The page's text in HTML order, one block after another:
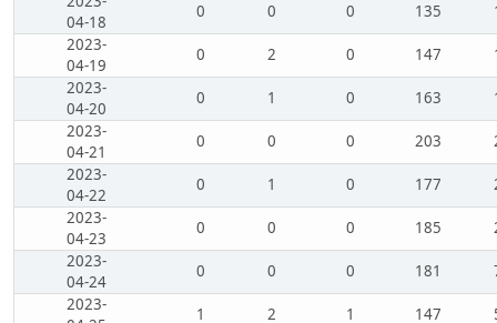
04-18
0 0 0 135
2023-
04-19
0 2 0 147
2023-
04-20
0 1 0 163
2023-
04-21
0 0 0 203
2023-
04-22
0 1 0 177
2023-
04-23
0 0 0 185
2023-
04-24
0 0 0 181
2023-
1 2 1 147